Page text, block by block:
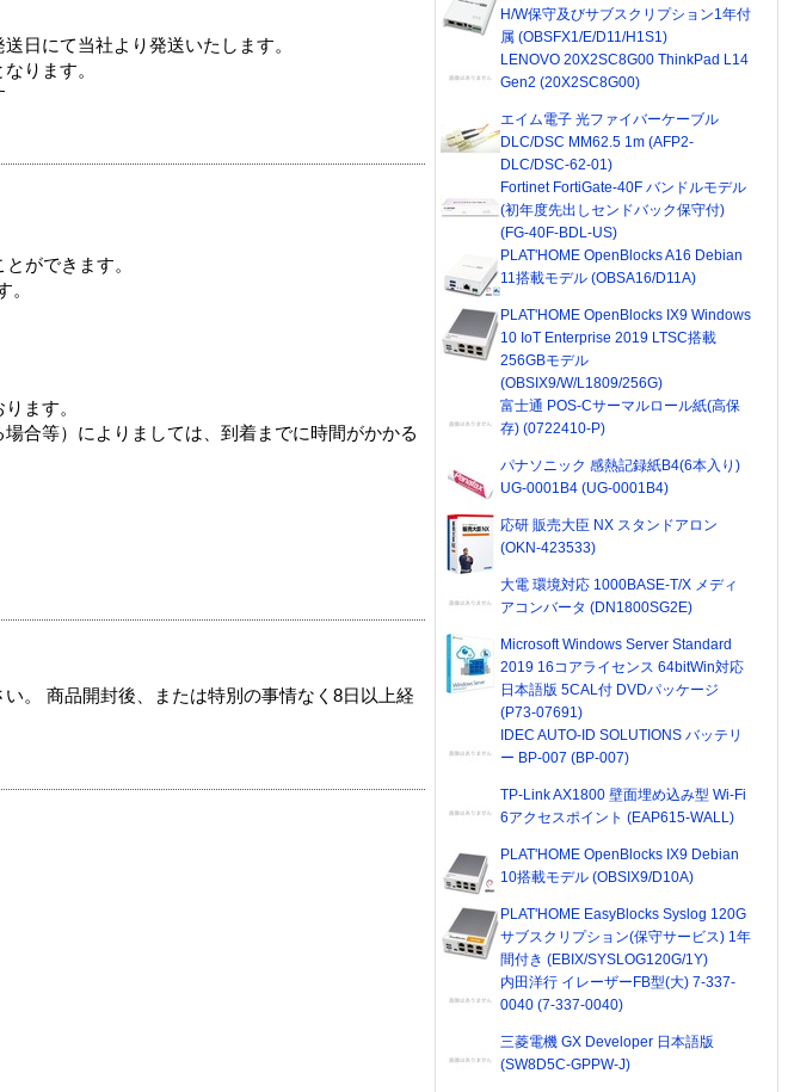
日にて当社より発送いたします。
ります。
ができます。
。
ます。
合等）によりましては、到着までに時間がかかる
。 商品開封後、または特別の事情なく8日以上経
H/W保守及びサブスクリプション1年付
属 (OBSFX1/E/D11/H1S1)
LENOVO 20X2SC8G00 ThinkPad L14
Gen2 (20X2SC8G00)
エイム電子 光ファイバーケーブル
DLC/DSC MM62.5 1m (AFP2-
DLC/DSC-62-01)
Fortinet FortiGate-40F バンドルモデル
(初年度先出しセンドバック保守付)
(FG-40F-BDL-US)
PLAT'HOME OpenBlocks A16 Debian
11搭載モデル (OBSA16/D11A)
PLAT'HOME OpenBlocks IX9 Windows
10 IoT Enterprise 2019 LTSC搭載
256GBモデル
(OBSIX9/W/L1809/256G)
富士通 POS-Cサーマルロール紙(高保
存) (0722410-P)
パナソニック 感熱記録紙B4(6本入り)
UG-0001B4 (UG-0001B4)
応研 販売大臣 NX スタンドアロン
(OKN-423533)
大電 環境対応 1000BASE-T/X メディ
アコンバータ (DN1800SG2E)
Microsoft Windows Server Standard
2019 16コアライセンス 64bitWin対応
日本語版 5CAL付 DVDパッケージ
(P73-07691)
IDEC AUTO-ID SOLUTIONS バッテリ
ー BP-007 (BP-007)
TP-Link AX1800 壁面埋め込み型 Wi-Fi
6アクセスポイント (EAP615-WALL)
PLAT'HOME OpenBlocks IX9 Debian
10搭載モデル (OBSIX9/D10A)
PLAT'HOME EasyBlocks Syslog 120G
サブスクリプション(保守サービス) 1年
間付き (EBIX/SYSLOG120G/1Y)
内田洋行 イレーザーFB型(大) 7-337-
0040 (7-337-0040)
三菱電機 GX Developer 日本語版
(SW8D5C-GPPW-J)